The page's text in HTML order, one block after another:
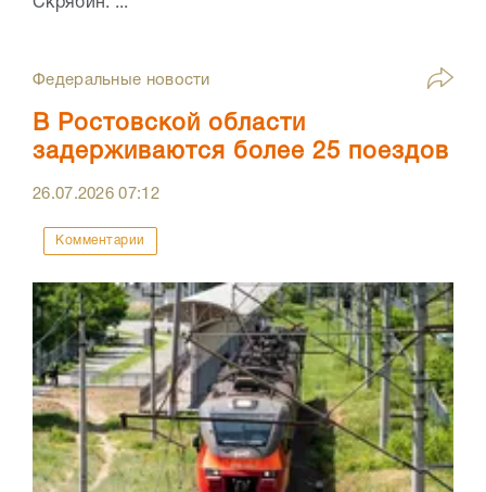
Федеральные новости
В Ростовской области
задерживаются более 25 поездов
26.07.202607:12
Комментарии